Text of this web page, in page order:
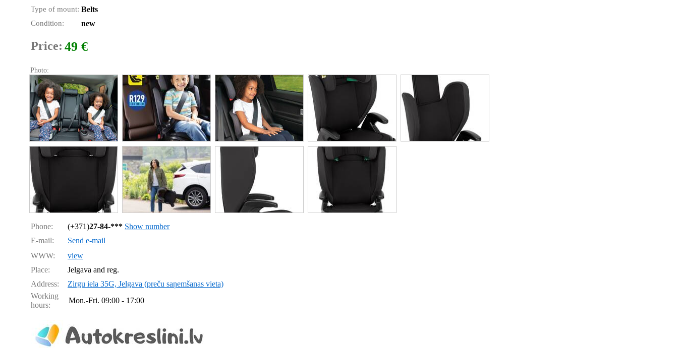
Type of mount: Belts
Condition: new
Price: 49 €
Photo:
Phone: (+371)27-84-*** Show number
E-mail:
Send e-mail
WWW:
view
Place:
Jelgava and reg.
Address:
Zirgu iela 35G, Jelgava (preču saņemšanas vieta)
Working
hours:
Mon.-Fri. 09:00 - 17:00